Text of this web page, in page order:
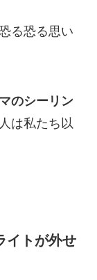
る恐る思い
のシーリン
は私たち以
イトが外せ